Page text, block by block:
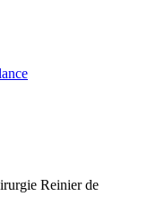
Reinier de